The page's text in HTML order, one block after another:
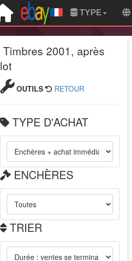
TYPE
Timbres 2001, après
lot
OUTILS RETOUR
TYPE D'ACHAT
ENCHÈRES
TRIER